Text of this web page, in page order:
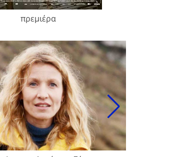
πρεμιέρα